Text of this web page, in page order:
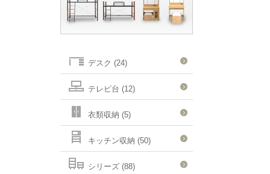
デスク (24)
テレビ台 (12)
衣類収納 (5)
キッチン収納 (50)
シリーズ (88)